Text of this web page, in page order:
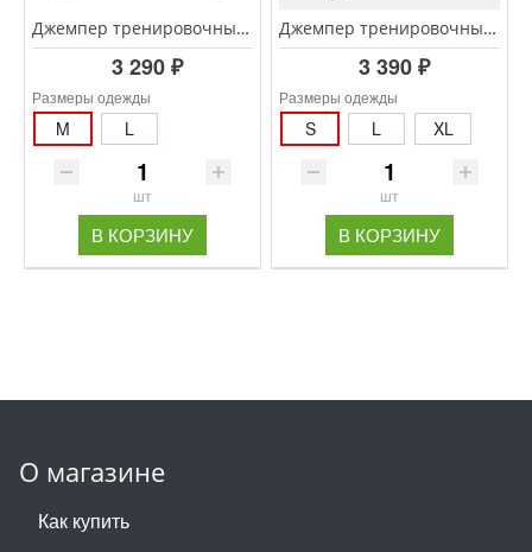
Джемпер тренировочный CAMP 2 Training Top, черный
3 290 ₽
Размеры одежды
M L
шт
В КОРЗИНУ
Джемпер тренировочный JOMA Championship VIII 104217.110
3 390 ₽
Размеры одежды
S L XL
шт
В КОРЗИНУ
О магазине
Как купить